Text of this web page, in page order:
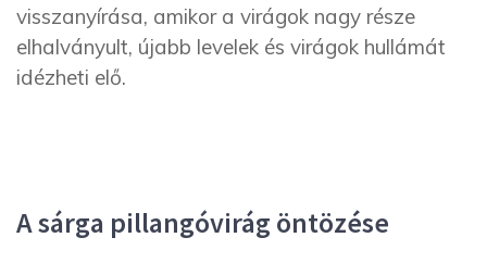
visszanyírása, amikor a virágok nagy része
elhalványult, újabb levelek és virágok hullámát
idézheti elő.
A sárga pillangóvirág öntözése